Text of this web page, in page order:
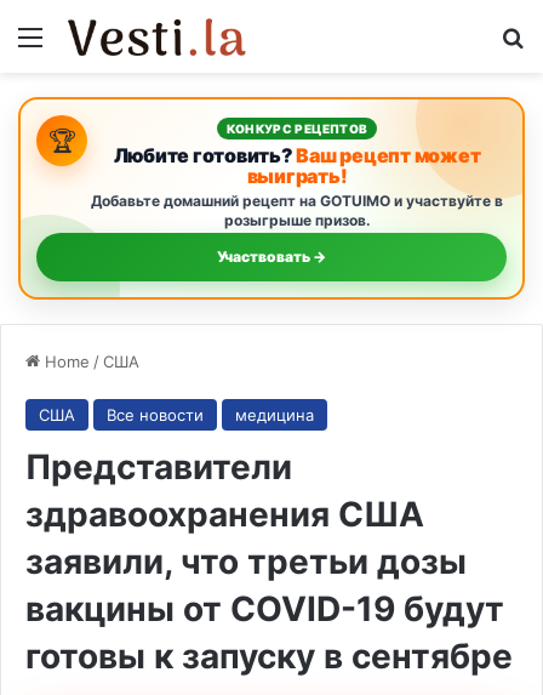
Menu
🏆 КОНКУРС РЕЦЕПТОВ
Любите готовить?Ваш рецепт может
выиграть!
Добавьте домашний рецепт на GOTUIMO и участвуйте в
розыгрыше призов.
Участвовать →
Home /США
США Все новости медицина
Представители
здравоохранения США
заявили, что третьи дозы
вакцины от COVID-19 будут
готовы к запуску в сентябре